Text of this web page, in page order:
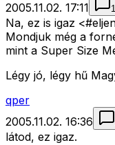
2005.11.02. 17:11 1
Na, ez is igaz
Mondjuk még a
mint a Super Size
Légy jó, légy hű
qper
2005.11.02. 16:36
látod, ez igaz.